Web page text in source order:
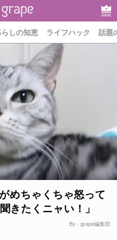
RANK
らしの知恵 ライフハック 話題
めちゃくちゃ怒って
きたくニャい！」
By - grape編集部